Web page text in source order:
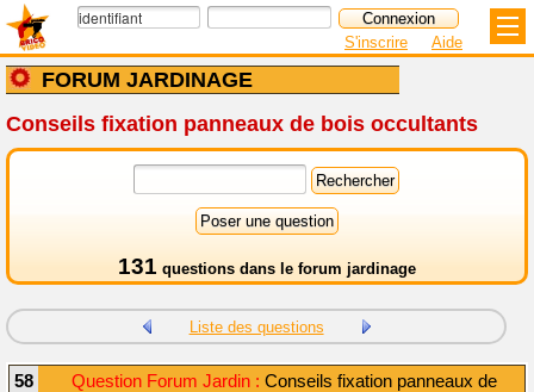
FORUM JARDINAGE
S'inscrire Aide
Conseils fixation panneaux de bois occultants
131 questions dans le forum jardinage
Liste des questions
58 Question Forum Jardin : Conseils fixation panneaux de